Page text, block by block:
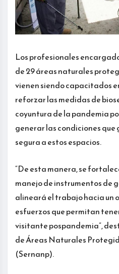
Los profesionales
de 29 áreas naturales
vienen siendo capacitados
reforzar las medidas de
coyuntura de la pandemia
generar las condiciones
segura a estos espacios.
“De esta manera, se
manejo de instrumentos de
alineará el trabajo hacia un
esfuerzos que permitan
visitante pospandemia”,
de Áreas Naturales
(Sernanp).